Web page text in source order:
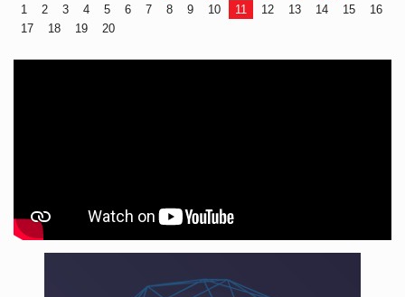
1 2 3 4 5 6 7 8 9 10 11 12 13 14 15
16
17
18 19 20